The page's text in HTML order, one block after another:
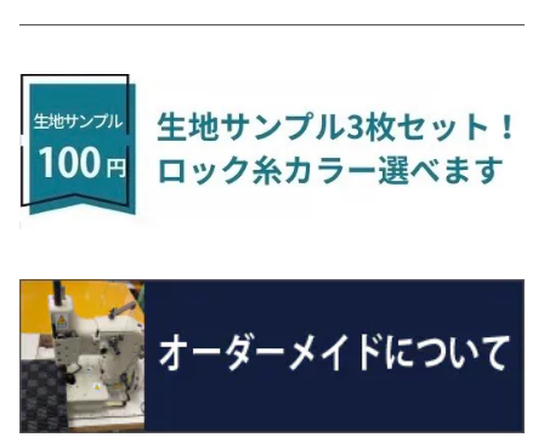
H27/1～R5/6 30系
R5/6～ 40系
H24/4～29/10 20系
ヴィッツ
H22/12～R2/3 130系
ヴォクシー
H26/1～R4/1 80系
R4/1～ 90系
エスクァイア
H26/10～R3/12 80系
エスティマ
H18/1～H24/5（前期）
エスティマ・ハイブリッド
R3/11～ 20系
H26/10～
ＲＸ
H27/10～R4/7 20系5人乗
H29/12～R4/7 20系7人乗
R4/11～ 10系
ＵＸ
H30/11～
R2/6~R8/6 15系(e-POWER)
R8/6～ 16系
H11/6～H16/10 Y34
サクラ
R4/5～ B6AW
シーマ
H13/1～R4/8 F50・Y51
シルビア
H3/1～H11/1 S13・S14
H11/1～H14/11 S15
シルフィ
H24/12～R3/10 TB17
ジューク
H23/5～ LA100系
ソルテラ
R4/5~ XEAM10X・YEAM15X
ディアスワゴン
H21/9～R2/4 S300系
トレジア
H22/11～H28/3 120系
フォレスター
H14/2～ SG/SH/SJ/SK系
プレオ
H24/11～R1/8 GJ系
キャロル
H27/1～ HB36/37/97S
キャロルエコ
H24/11～H27/1 HB35S
スクラム
H17/9～ DG64/DG17
スクラムトラック
H25/9～ DG16T
デミオ
R1/7～ LA650/660
H28/11～ M900系
ハイゼット・キャディー
H28/6～R3/9 LA700V
ハイゼット・カーゴ
H16/12～ S300/S700系
ハイゼット・トラック
H11/1～ S200/S500系
ブーン
H28/4～R5/12 M700系
ミラ
H13/9～ DA系
クロスビー(XBEE)
H29/12～R7/10 MN71S
ジムニー
H3/6～ JA/JB系
ジムニーノマド
R7/4～ JC74W
ジムニーワイド/ジムニーシエラ
H10/1～H14/1 JB33/43W
スイフト/スイフトスポーツ
H24/10～R2/12 GF系
アウトランダーＰＨＥＶ
H25/1～ GG/GN系 5人乗
エクリプスクロス/エクリプスクロスPHEV
H30/3～ GK/GL系
タウンボックス
H26/2～ DS17/64W
ディグニティ
H24/7～H29/1 BHGY51
デリカＤ：２
H24/11～R2/3 JG1・JG2
R2/11～ JG3・JG4
N-ONE e:
R7/9~ JG5
N-VAN
H30/7～ JJ1・JJ2
N-VAN e:
R6/10~ JJ3
N‐WGN/N‐WGNカスタム
H25/11～ JH1・JH2・JH3・JH4
S660
H16/4～28/1 １T系 トゥラン
R2/7～ A1D系
ティグアン
H20/9～H29/1 5NC系
トゥアレグ
H15/9～H30/4 7L/7P系
パサート
H23/5～H27/7 3CCAX
H27/7～ 3CC/3CD系
ザ・ビートル
H24/4～R3/4 16C系
ポロ
H27/6～R1/8
ＣＬＳクラス
H30/6～
Ｅクラス
H28/7～
ＧＬＡクラス
H26/5～R2/6
ＧＬＥクラス
R1/6～
Ｓクラス
ラグマットミニ（S）